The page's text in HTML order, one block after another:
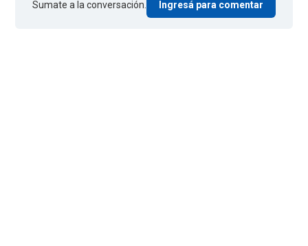
Sumate a la conversación. Ingresá para comentar